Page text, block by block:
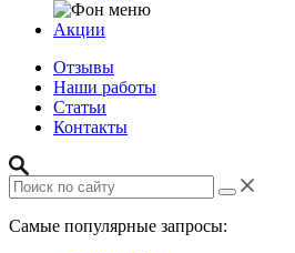
Акции
Отзывы
Наши работы
Статьи
Контакты
Самые популярные запросы: